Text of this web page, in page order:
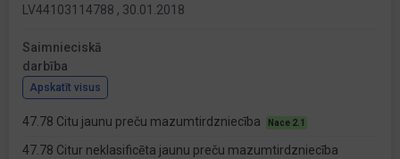
LV44103114788 , 30.01.2018
Saimnieciskā
darbība
Apskatīt visus
47.78 Citu jaunu preču mazumtirdzniecība Nace 2.1
47.78 Citur neklasificēta jaunu preču mazumtirdzniecība